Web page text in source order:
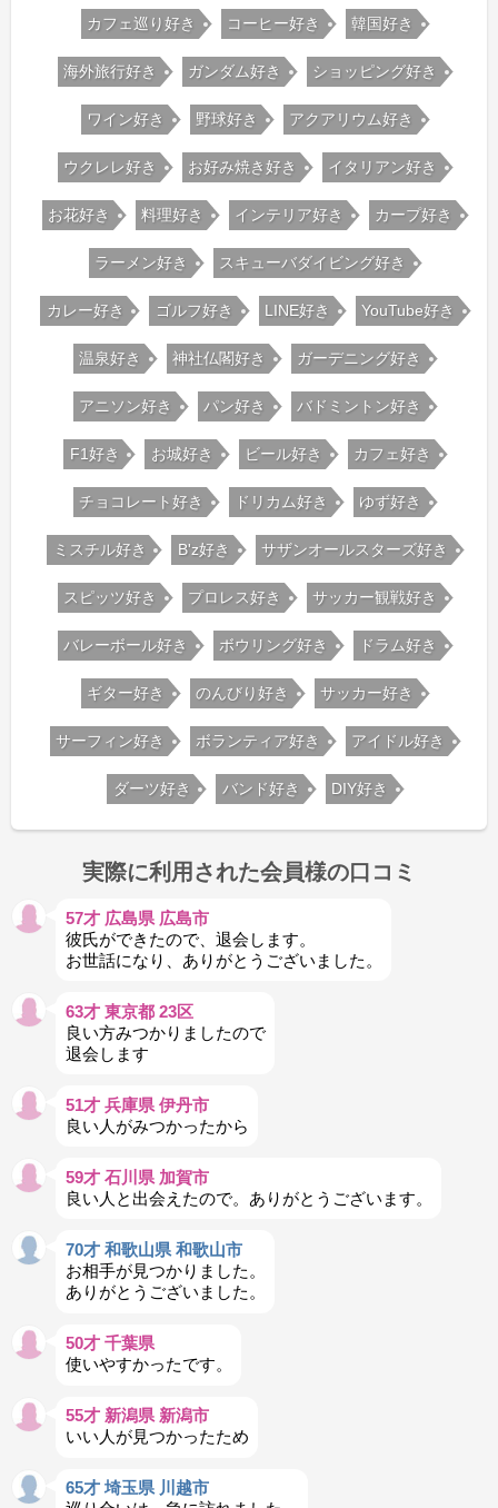
カフェ巡り好き コーヒー好き 韓国好き
海外旅行好き ガンダム好き ショッピング好き
ワイン好き 野球好き アクアリウム好き
ウクレレ好き お好み焼き好き イタリアン好き
お花好き 料理好き インテリア好き カープ好き
ラーメン好き スキューバダイビング好き
カレー好き ゴルフ好き LINE好き YouTube好き
温泉好き 神社仏閣好き ガーデニング好き
アニソン好き パン好き バドミントン好き
F1好き お城好き ビール好き カフェ好き
チョコレート好き ドリカム好き ゆず好き
ミスチル好き B'z好き サザンオールスターズ好き
スピッツ好き プロレス好き サッカー観戦好き
バレーボール好き ボウリング好き ドラム好き
ギター好き のんびり好き サッカー好き
サーフィン好き ボランティア好き アイドル好き
ダーツ好き バンド好き DIY好き
実際に利用された会員様の口コミ
57才 広島県 広島市
彼氏ができたので、退会します。
お世話になり、ありがとうございました。
63才 東京都 23区
良い方みつかりましたので
退会します
51才 兵庫県 伊丹市
良い人がみつかったから
59才 石川県 加賀市
良い人と出会えたので。ありがとうございます。
70才 和歌山県 和歌山市
お相手が見つかりました。
ありがとうございました。
50才 千葉県
使いやすかったです。
55才 新潟県 新潟市
いい人が見つかったため
65才 埼玉県 川越市